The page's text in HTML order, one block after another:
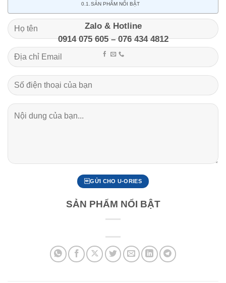
SẢN PHẨM NỔI BẬT
Zalo & Hotline
0914 075 605 – 076 434 4812
SẢN PHẨM NỔI BẬT